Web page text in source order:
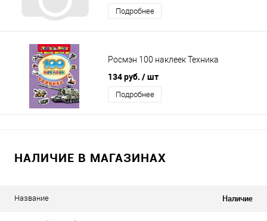
Подробнее
Росмэн 100 наклеек Техника
134 руб. / шт
Подробнее
НАЛИЧИЕ В МАГАЗИНАХ
Название Наличие